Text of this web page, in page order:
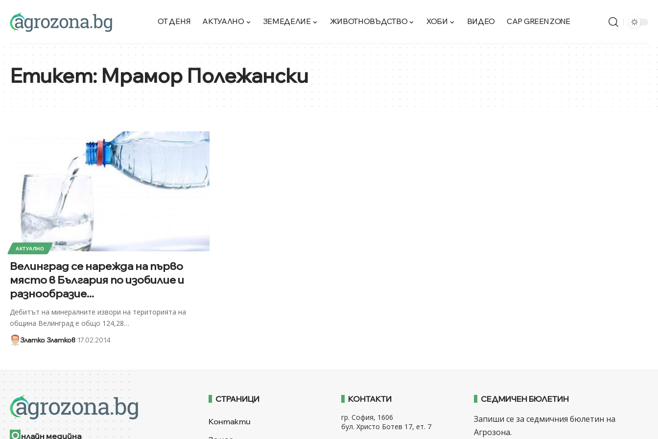
ОТ ДЕНЯ АКТУАЛНО ЗЕМЕДЕЛИЕ ЖИВОТНОВЪДСТВО ХОБИ ВИДЕО CAP GREEN ZONE
Етикет:Мрамор Полежански
АКТУАЛНО
Велинград се нарежда на първо
място в България по изобилие и
разнообразие...
Дебитът на минералните извори на територията на
община Велинград е общо 124,28…
Златко Златков 17.02.2014
О нлайн медийна
СТРАНИЦИ
Контакти
КОНТАКТИ
гр. София, 1606
бул. Христо Ботев 17, ет. 7
СЕДМИЧЕН БЮЛЕТИН
Запиши се за седмичния бюлетин на
Агрозона.